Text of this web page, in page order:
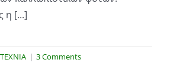
η [...]
| 3 Comments